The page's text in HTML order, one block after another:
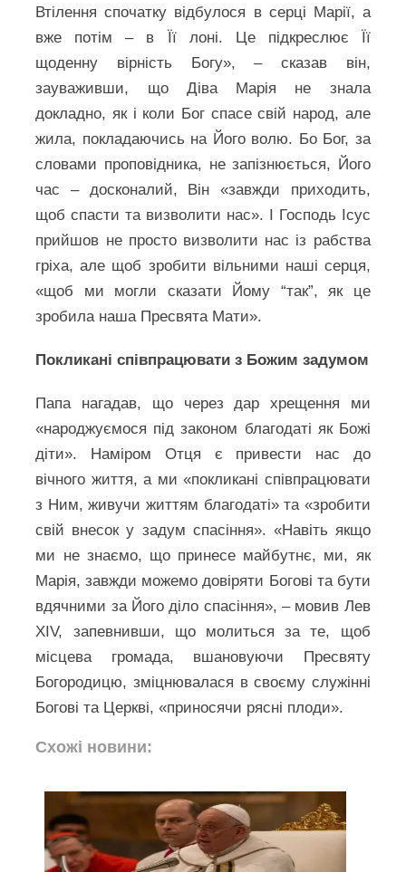
Втілення спочатку відбулося в серці Марії, а
вже потім – в Її лоні. Це підкреслює Її
щоденну вірність Богу», – сказав він,
зауваживши, що Діва Марія не знала
докладно, як і коли Бог спасе свій народ, але
жила, покладаючись на Його волю. Бо Бог, за
словами проповідника, не запізнюється, Його
час – досконалий, Він «завжди приходить,
щоб спасти та визволити нас». І Господь Ісус
прийшов не просто визволити нас із рабства
гріха, але щоб зробити вільними наші серця,
«щоб ми могли сказати Йому “так”, як це
зробила наша Пресвята Мати».
Покликані співпрацювати з Божим задумом
Папа нагадав, що через дар хрещення ми
«народжуємося під законом благодаті як Божі
діти». Наміром Отця є привести нас до
вічного життя, а ми «покликані співпрацювати
з Ним, живучи життям благодаті» та «зробити
свій внесок у задум спасіння». «Навіть якщо
ми не знаємо, що принесе майбутнє, ми, як
Марія, завжди можемо довіряти Богові та бути
вдячними за Його діло спасіння», – мовив Лев
XIV, запевнивши, що молиться за те, щоб
місцева громада, вшановуючи Пресвяту
Богородицю, зміцнювалася в своєму служінні
Богові та Церкві, «приносячи рясні плоди».
Схожі новини: